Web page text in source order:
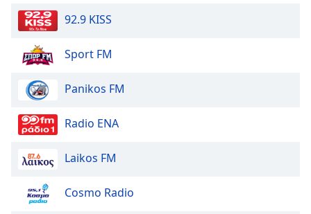
Edge
Family
Done
Modal
Dialog
92.9 KISS
Sport FM
Panikos FM
Radio ENA
Laikos FM
Cosmo Radio